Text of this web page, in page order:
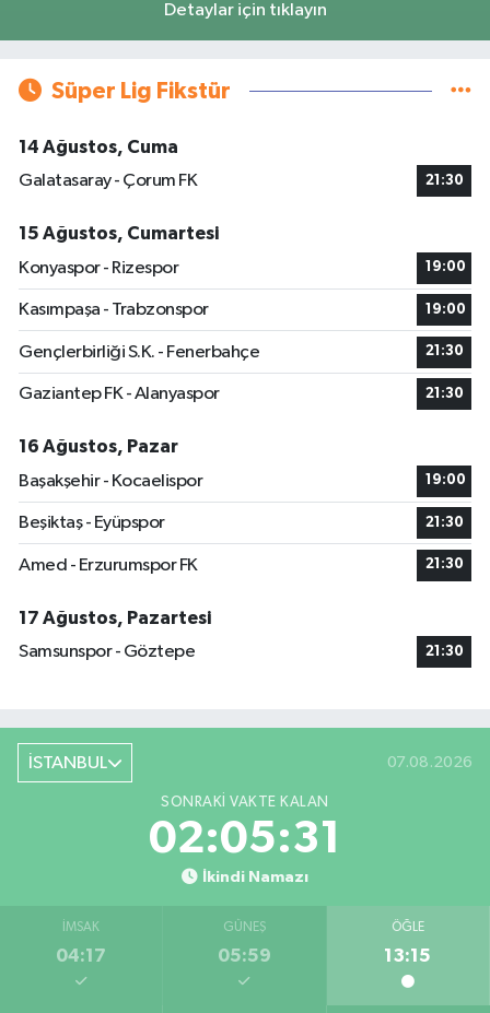
Detaylar için tıklayın
Süper Lig Fikstür
14 Ağustos, Cuma
Galatasaray - Çorum FK
21:30
15 Ağustos, Cumartesi
Konyaspor - Rizespor
19:00
Kasımpaşa - Trabzonspor 19:00
Gençlerbirliği S.K. - Fenerbahçe 21:30
Gaziantep FK - Alanyaspor 21:30
16 Ağustos, Pazar
Başakşehir - Kocaelispor
19:00
Beşiktaş - Eyüpspor 21:30
Amed - Erzurumspor FK 21:30
17 Ağustos, Pazartesi
Samsunspor - Göztepe
21:30
İSTANBUL 07.08.2026
SONRAKI VAKTE KALAN
02:05:30
İkindi Namazı
İMSAK
04:17
GÜNEŞ
05:59
ÖĞLE
13:15